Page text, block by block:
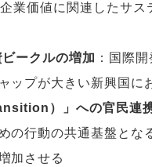
業価値に関連したサ
ークルの増加 ：国際
ップが大きい新興国に
）」への官民連
の行動の共通基盤とな
加させる